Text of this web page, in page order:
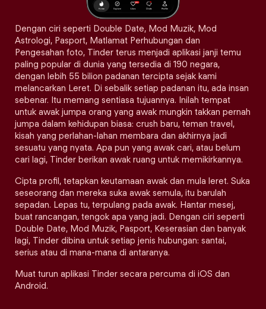
Dengan ciri seperti Double Date, Mod Muzik, Mod
Astrologi, Pasport, Matlamat Perhubungan dan
Pengesahan foto, Tinder terus menjadi aplikasi janji temu
paling popular di dunia yang tersedia di 190 negara,
dengan lebih 55 bilion padanan tercipta sejak kami
melancarkan Leret. Di sebalik setiap padanan itu, ada insan
sebenar. Itu memang sentiasa tujuannya. Inilah tempat
untuk awak jumpa orang yang awak mungkin takkan pernah
jumpa dalam kehidupan biasa: crush baru, teman travel,
kisah yang perlahan-lahan membara dan akhirnya jadi
sesuatu yang nyata. Apa pun yang awak cari, atau belum
cari lagi, Tinder berikan awak ruang untuk memikirkannya.
Cipta profil, tetapkan keutamaan awak dan mula leret. Suka
seseorang dan mereka suka awak semula, itu barulah
sepadan. Lepas tu, terpulang pada awak. Hantar mesej,
buat rancangan, tengok apa yang jadi. Dengan ciri seperti
Double Date, Mod Muzik, Pasport, Keserasian dan banyak
lagi, Tinder dibina untuk setiap jenis hubungan: santai,
serius atau di mana-mana di antaranya.
Muat turun aplikasi Tinder secara percuma di iOS dan
Android.